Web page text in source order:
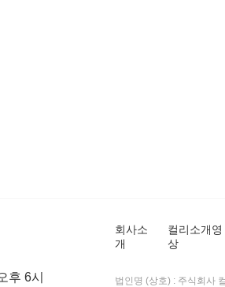
후 6시
회사소
개
컬리소개영
상
법인명 (상호) : 주식회사